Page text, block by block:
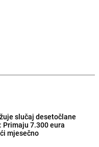
slučaj desetočlane
Primaju 7.300 eura
mjesečno